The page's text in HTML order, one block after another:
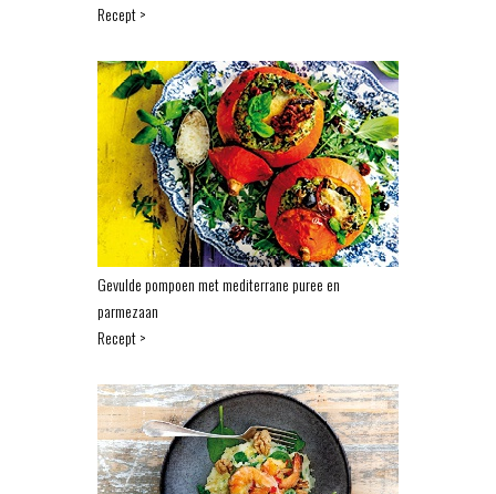
Recept >
Gevulde pompoen met mediterrane puree en
parmezaan
Recept >